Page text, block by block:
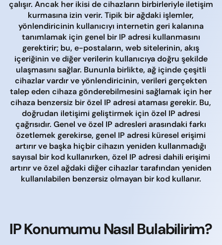
çalışır. Ancak her ikisi de cihazların birbirleriyle iletişim
kurmasına izin verir. Tipik bir ağdaki işlemler,
yönlendiricinin kullanıcıyı internetin geri kalanına
tanımlamak için genel bir IP adresi kullanmasını
gerektirir; bu, e-postaların, web sitelerinin, akış
içeriğinin ve diğer verilerin kullanıcıya doğru şekilde
ulaşmasını sağlar. Bununla birlikte, ağ içinde çeşitli
cihazlar vardır ve yönlendiricinin, verileri gerçekten
talep eden cihaza gönderebilmesini sağlamak için her
cihaza benzersiz bir özel IP adresi ataması gerekir. Bu,
doğrudan iletişimi geliştirmek için özel IP adresi
çağrısıdır. Genel ve özel IP adresleri arasındaki farkı
özetlemek gerekirse, genel IP adresi küresel erişimi
artırır ve başka hiçbir cihazın yeniden kullanmadığı
sayısal bir kod kullanırken, özel IP adresi dahili erişimi
artırır ve özel ağdaki diğer cihazlar tarafından yeniden
kullanılabilen benzersiz olmayan bir kod kullanır.
IP Konumumu Nasıl Bulabilirim?